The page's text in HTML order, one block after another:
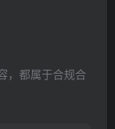
，都属于合规合